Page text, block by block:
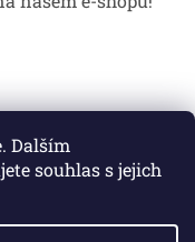
Dalším
souhlas s jejich
Dveře